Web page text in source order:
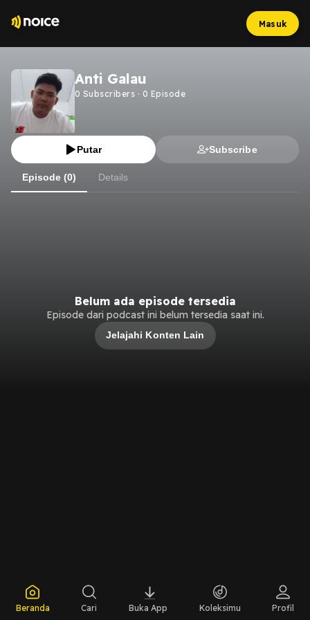
Masuk
Anti Galau
0 Subscribers · 0 Episode
Putar Subscribe
Episode (0) Details
Belum ada episode tersedia
Episode dari podcast ini belum tersedia saat ini.
Jelajahi Konten Lain
Beranda Cari Buka App Koleksimu Profil